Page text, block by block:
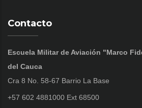
Contacto
Escuela Militar de Aviación "Marco
del Cauca
Cra 8 No. 58-67 Barrio La Base
+57 602 4881000 Ext 68500